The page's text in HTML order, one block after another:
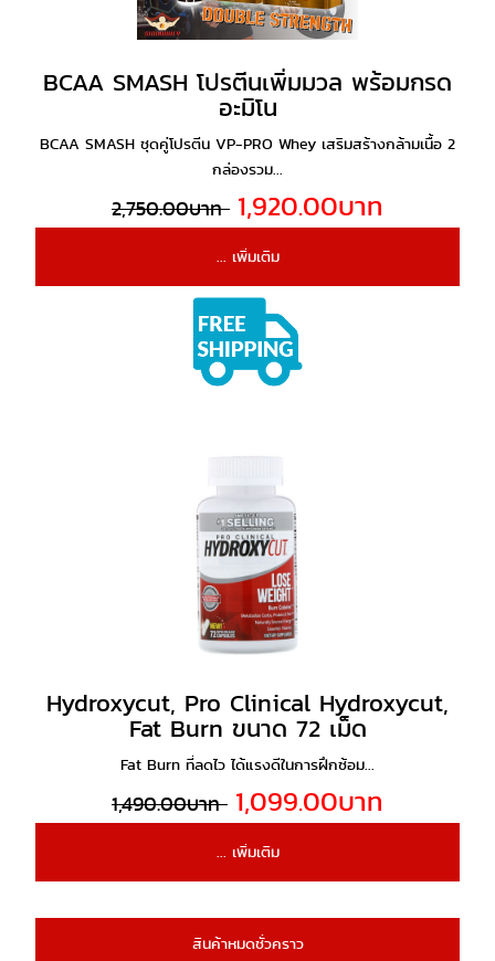
BCAA SMASH โปรตีนเพิ่มมวล พร้อมกรด
อะมิโน
BCAA SMASH ชุดคู่โปรตีน VP-PRO Whey เสริมสร้างกล้ามเนื้อ 2
กล่องรวม...
2,750.00บาท 1,920.00บาท
... เพิ่มเติม
Hydroxycut, Pro Clinical Hydroxycut,
Fat Burn ขนาด 72 เม็ด
Fat Burn ที่ลดไว ได้แรงดีในการฝึกซ้อม...
1,490.00บาท 1,099.00บาท
... เพิ่มเติม
สินค้าหมดชั่วคราว